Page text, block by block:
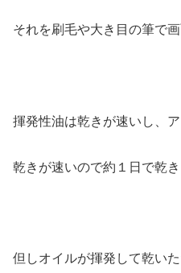
それを刷毛や大き目の筆で
揮発性油は乾きが速いし、
乾きが速いので約１日で乾き
但しオイルが揮発して乾い